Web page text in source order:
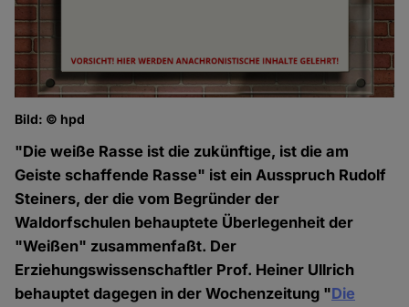
Bild: © hpd
"Die weiße Rasse ist die zukünftige, ist die am
Geiste schaffende Rasse" ist ein Ausspruch Rudolf
Steiners, der die vom Begründer der
Waldorfschulen behauptete Überlegenheit der
"Weißen" zusammenfaßt. Der
Erziehungswissenschaftler Prof. Heiner Ullrich
behauptet dagegen in der Wochenzeitung "Die